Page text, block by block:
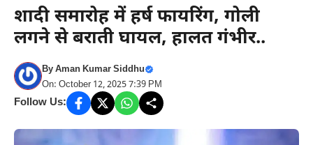
शादी समारोह में हर्ष फायरिंग, गोली
लगने से बराती घायल, हालत गंभीर..
ByAman Kumar Siddhu
On: October 12, 2025 7:39 PM
Follow Us: